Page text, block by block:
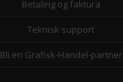
Betaling og faktura
Teknisk support
Bli en Grafisk-Handel-partner